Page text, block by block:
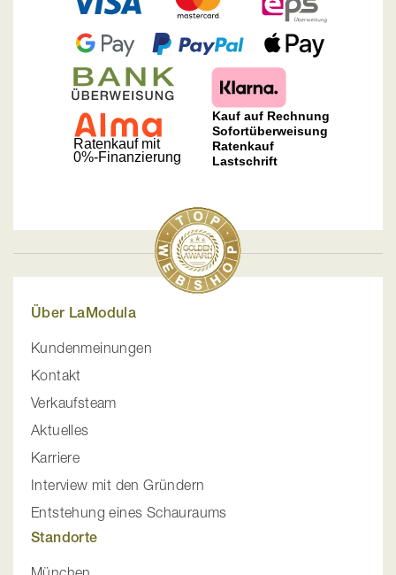
Über LaModula
Kundenmeinungen
Kontakt
Verkaufsteam
Aktuelles
Karriere
Interview mit den Gründern
Entstehung eines Schauraums
Standorte